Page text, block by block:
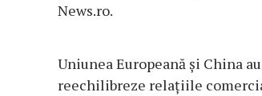
News.ro.
Uniunea Europeană şi China
reechilibreze relaţiile